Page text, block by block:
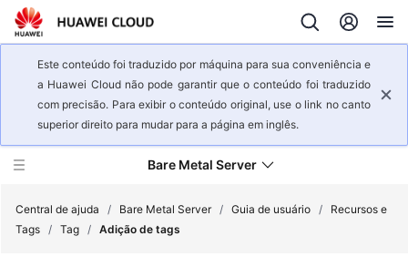
Este conteúdo foi traduzido por máquina para sua conveniência e
a Huawei Cloud não pode garantir que o conteúdo foi traduzido
com precisão. Para exibir o conteúdo original, use o link no canto
superior direito para mudar para a página em inglês.
Bare Metal Server
Central de ajuda / Bare Metal Server / Guia de usuário /
Recursos e
Tags / Tag / Adição de tags